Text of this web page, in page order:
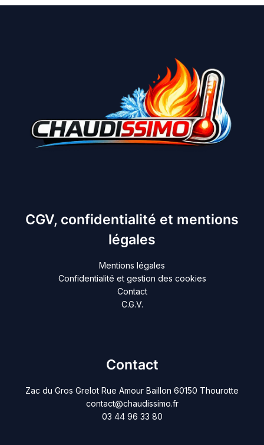
CGV, confidentialité et mentions
légales
Mentions légales
Confidentialité et gestion des cookies
Contact
C.G.V.
Contact
Zac du Gros Grelot Rue Amour Baillon 60150 Thourotte
contact@chaudissimo.fr
03 44 96 33 80